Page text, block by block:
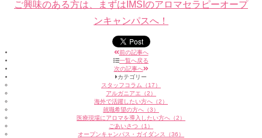
ご興味のある方は、まずはIMSIのアロマセラピーオープ
ンキャンパスへ！
前の記事へ
一覧へ戻る
次の記事へ
カテゴリー
スタッフコラム（17）
アルガニアエ（2）
海外で活躍したい方へ（2）
就職希望の方へ（3）
医療現場にアロマを導入したい方へ（2）
ごあいさつ（1）
オープンキャンパス・ガイダンス（36）